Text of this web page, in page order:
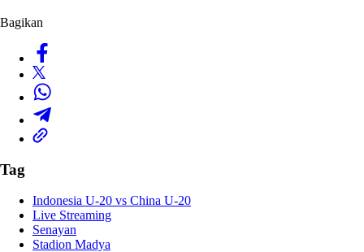
Bagikan
Tag
Indonesia U-20 vs China U-20
Live Streaming
Senayan
Stadion Madya